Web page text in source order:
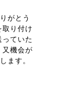
がとう
取り付け
っていた
又機会が
ます。